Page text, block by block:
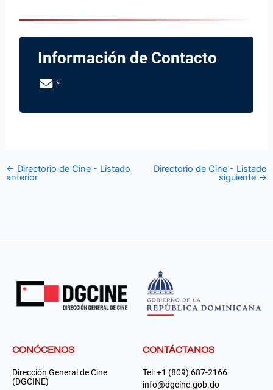
Información de Contacto
*
← Directorio de Cine - Listado
anterior
Directorio de Cine - Listado
siguiente →
CONÓCENOS
Dirección General de Cine
(DGCINE)
CONTÁCTANOS
Tel: +1 (809) 687-2166
info@dgcine.gob.do